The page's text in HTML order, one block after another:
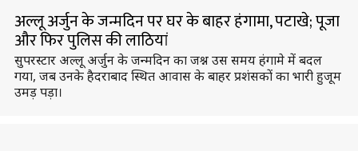
अल्लू अर्जुन के जन्मदिन पर घर के बाहर हंगामा, पटाखे; पूजा
और फिर पुलिस की लाठियां
सुपरस्टार अल्लू अर्जुन के जन्मदिन का जश्न उस समय हंगामे में बदल
गया, जब उनके हैदराबाद स्थित आवास के बाहर प्रशंसकों का भारी हुजूम
उमड़ पड़ा।